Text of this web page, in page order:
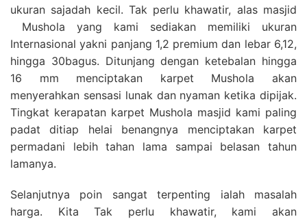
ukuran sajadah kecil. Tak perlu khawatir, alas masjid
Mushola yang kami sediakan memiliki ukuran
Internasional yakni panjang 1,2 premium dan lebar 6,12,
hingga 30bagus. Ditunjang dengan ketebalan hingga
16 mm menciptakan karpet Mushola akan
menyerahkan sensasi lunak dan nyaman ketika dipijak.
Tingkat kerapatan karpet Mushola masjid kami paling
padat ditiap helai benangnya menciptakan karpet
permadani lebih tahan lama sampai belasan tahun
lamanya.
Selanjutnya poin sangat terpenting ialah masalah
harga. Kita Tak perlu khawatir, kami akan